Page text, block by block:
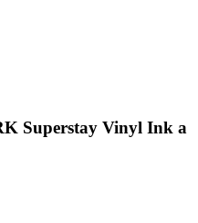
Superstay Vinyl Ink a